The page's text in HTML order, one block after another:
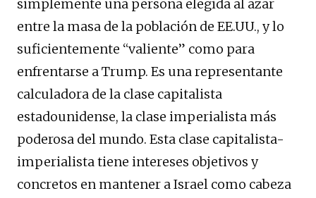
simplemente una persona elegida al azar
entre la masa de la población de EE.UU., y lo
suficientemente “valiente” como para
enfrentarse a Trump. Es una representante
calculadora de la clase capitalista
estadounidense, la clase imperialista más
poderosa del mundo. Esta clase capitalista-
imperialista tiene intereses objetivos y
concretos en mantener a Israel como cabeza